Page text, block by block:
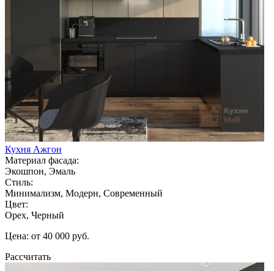
Кухня Ажгон
Материал фасада:
Экошпон, Эмаль
Стиль:
Минимализм, Модерн, Современный
Цвет:
Орех, Черный
Цена: от 40 000 руб.
Рассчитать